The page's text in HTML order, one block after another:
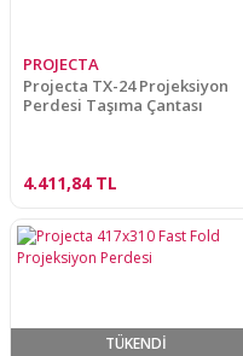
PROJECTA
Projecta TX-24 Projeksiyon
Perdesi Taşıma Çantası
4.411,84 TL
TÜKENDİ